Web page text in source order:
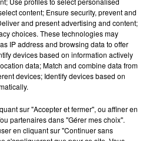
JEUX CONTACT
Conditions Générales d'Utilisation
cookies Plan du site
content; Ensure security, prevent and
and present advertising and content;
choices. These technologies may
IP address and browsing data to offer
devices based on information actively
data; Match and combine data from
devices; Identify devices based on
sur "Accepter et fermer", ou affiner en
partenaires dans "Gérer mes choix".
en cliquant sur "Continuer sans